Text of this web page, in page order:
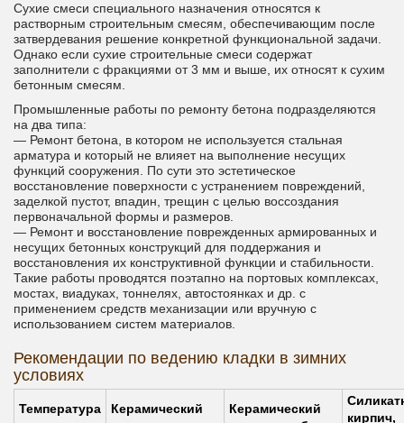
Сухие смеси специального назначения относятся к
растворным строительным смесям, обеспечивающим после
затвердевания решение конкретной функциональной задачи.
Однако если сухие строительные смеси содержат
заполнители с фракциями от 3 мм и выше, их относят к сухим
бетонным смесям.
Промышленные работы по ремонту бетона подразделяются
на два типа:
— Ремонт бетона, в котором не используется стальная
арматура и который не влияет на выполнение несущих
функций сооружения. По сути это эстетическое
восстановление поверхности с устранением повреждений,
заделкой пустот, впадин, трещин с целью воссоздания
первоначальной формы и размеров.
— Ремонт и восстановление поврежденных армированных и
несущих бетонных конструкций для поддержания и
восстановления их конструктивной функции и стабильности.
Такие работы проводятся поэтапно на портовых комплексах,
мостах, виадуках, тоннелях, автостоянках и др. с
применением средств механизации или вручную с
использованием систем материалов.
Рекомендации по ведению кладки в зимних
условиях
Температура
Керамический
Керамический
кирпич,